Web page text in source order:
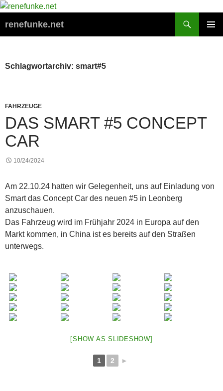
Zum
springen
renefunke.net
Schlagwortarchiv: smart#5
FAHRZEUGE
DAS SMART #5 CONCEPT
CAR
10/24/2024
Am 22.10.24 hatten wir Gelegenheit, uns auf Einladung von
Smart das Concept Car des neuen #5 in Leonberg
anzuschauen.
Das Fahrzeug wird im Frühjahr 2024 in Europa auf den
Markt kommen, in China ist es bereits auf den Straßen
unterwegs.
[SHOW AS SLIDESHOW]
1 2 ►